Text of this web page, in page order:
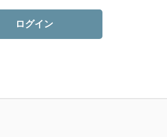
ログイン